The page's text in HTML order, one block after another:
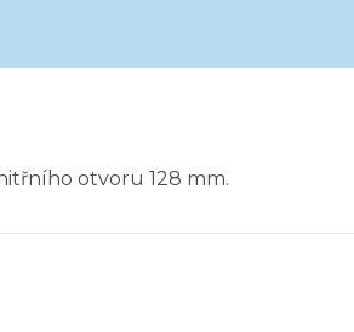
otvoru 128 mm.